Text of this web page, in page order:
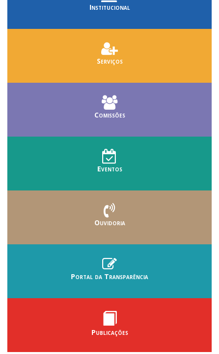
Institucional
Serviços
Comissões
Eventos
Ouvidoria
Portal da Transparência
Publicações